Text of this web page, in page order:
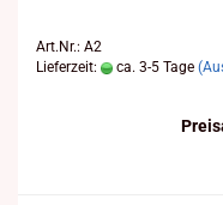
Art.Nr.: A2
Lieferzeit:
ca. 3-5 Tage